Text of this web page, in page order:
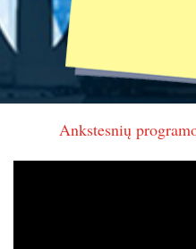
Ankstesnių